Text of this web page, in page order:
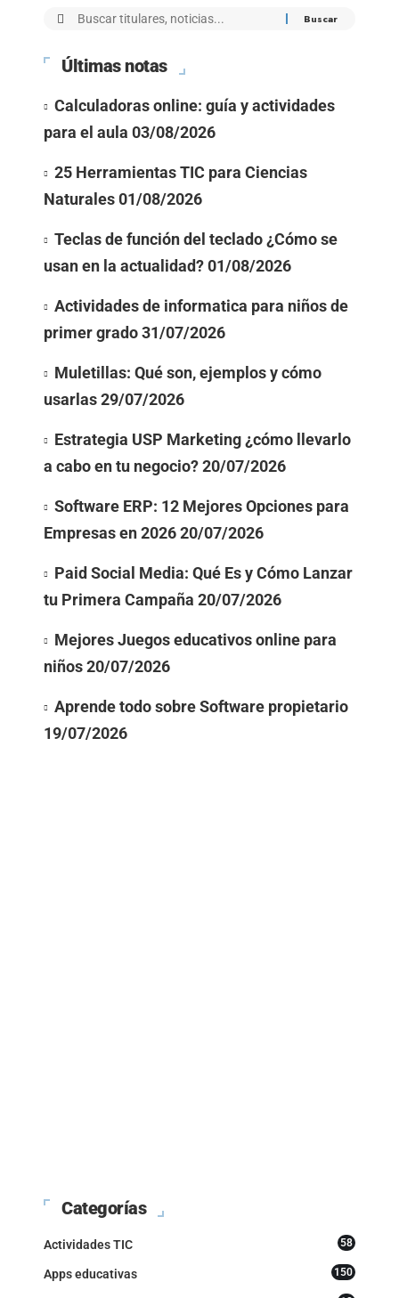
Últimas notas
Calculadoras online: guía y actividades
para el aula 03/08/2026
25 Herramientas TIC para Ciencias
Naturales01/08/2026
Teclas de función del teclado ¿Cómo se
usan en la actualidad?01/08/2026
Actividades de informatica para niños de
primer grado31/07/2026
Muletillas: Qué son, ejemplos y cómo
usarlas29/07/2026
Estrategia USP Marketing ¿cómo llevarlo
a cabo en tu negocio?20/07/2026
Software ERP: 12 Mejores Opciones para
Empresas en 202620/07/2026
Paid Social Media: Qué Es y Cómo Lanzar
tu Primera Campaña 20/07/2026
Mejores Juegos educativos online para
niños20/07/2026
Aprende todo sobre Software propietario
19/07/2026
Categorías
Actividades TIC 58
Apps educativas 150